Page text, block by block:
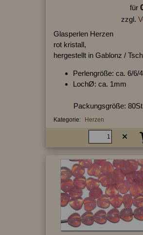
für
zzgl.
Glasperlen Herzen
rot kristall,
hergestellt in Gablonz /
Perlengröße: ca. 6/6/
LochØ: ca. 1mm
Packungsgröße:
Kategorie: Herzen